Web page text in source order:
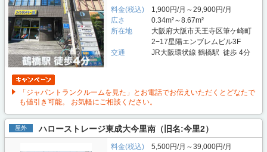
料金(税込)
1,900円/月～29,900円/月
広さ
0.34m²～8.67m²
所在地
大阪府大阪市天王寺区筆ケ崎町
2−17星陽エンブレムビル3F
交通
JR大阪環状線 鶴橋駅 徒歩 4分
「ジャパントランクルームを見た」とお電話でお伝えいただくとどなたで
も値引き可能。 お気軽にご相談ください。
屋外 ハローストレージ東成大今里南（旧名:今里2）
料金(税込)
5,500円/月～39,000円/月